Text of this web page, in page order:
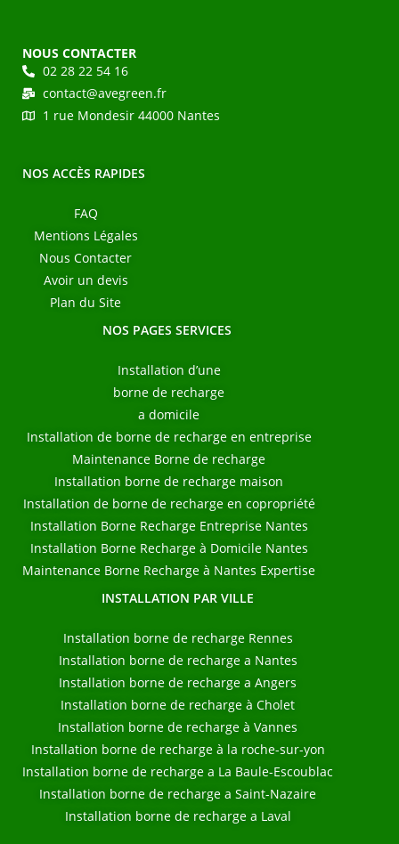
NOUS CONTACTER
02 28 22 54 16
contact@avegreen.fr
1 rue Mondesir 44000 Nantes
NOS ACCÈS RAPIDES
FAQ
Mentions Légales
Nous Contacter
Avoir un devis
Plan du Site
NOS PAGES SERVICES
Installation d’une
borne de recharge
a domicile
Installation de borne de recharge en entreprise
Maintenance Borne de recharge
Installation borne de recharge maison
Installation de borne de recharge en copropriété
Installation Borne Recharge Entreprise Nantes
Installation Borne Recharge à Domicile Nantes
Maintenance Borne Recharge à Nantes Expertise
INSTALLATION PAR VILLE
Installation borne de recharge Rennes
Installation borne de recharge a Nantes
Installation borne de recharge a Angers
Installation borne de recharge à Cholet
Installation borne de recharge à Vannes
Installation borne de recharge à la roche-sur-yon
Installation borne de recharge a La Baule-Escoublac
Installation borne de recharge a Saint-Nazaire
Installation borne de recharge a Laval